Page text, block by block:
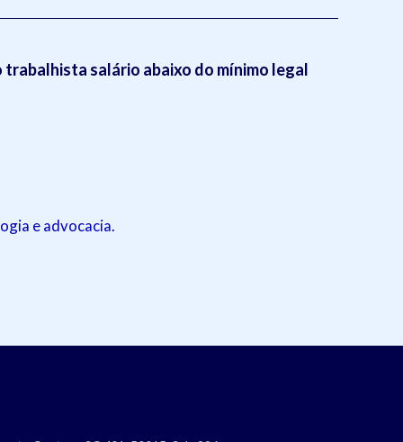
salário abaixo do mínimo legal
e advocacia.